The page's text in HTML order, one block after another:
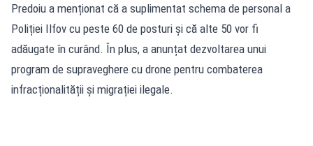
Predoiu a menționat că a suplimentat schema de personal a
Poliției Ilfov cu peste 60 de posturi și că alte 50 vor fi
adăugate în curând. În plus, a anunțat dezvoltarea unui
program de supraveghere cu drone pentru combaterea
infracționalității și migrației ilegale.